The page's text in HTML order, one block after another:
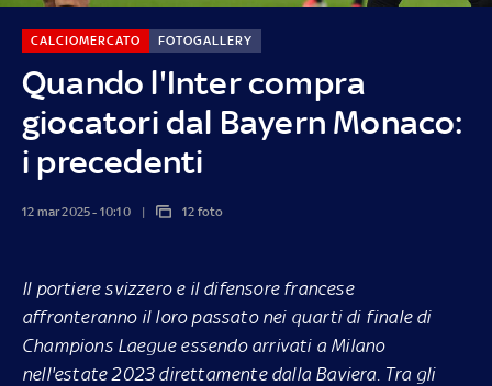
Quando l'Inter compra
giocatori dal Bayern Monaco:
i precedenti
CALCIOMERCATO FOTOGALLERY
12 mar 2025 - 10:10 12 foto
Il portiere svizzero e il difensore francese
affronteranno il loro passato nei quarti di finale di
Champions Laegue essendo arrivati a Milano
nell'estate 2023 direttamente dalla Baviera. Tra gli